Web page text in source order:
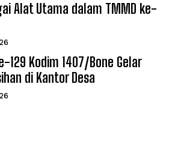
Alat Utama dalam TMMD ke-
129 Kodim 1407/Bone Gelar
di Kantor Desa